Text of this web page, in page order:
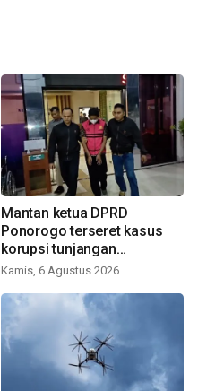
Mantan ketua DPRD
Ponorogo terseret kasus
korupsi tunjangan
perumahan
Kamis, 6 Agustus 2026